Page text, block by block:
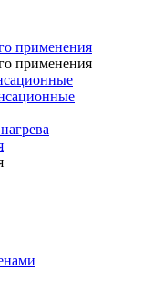
применения
применения